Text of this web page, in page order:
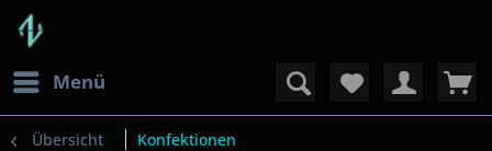
Menü
Übersicht Konfektionen